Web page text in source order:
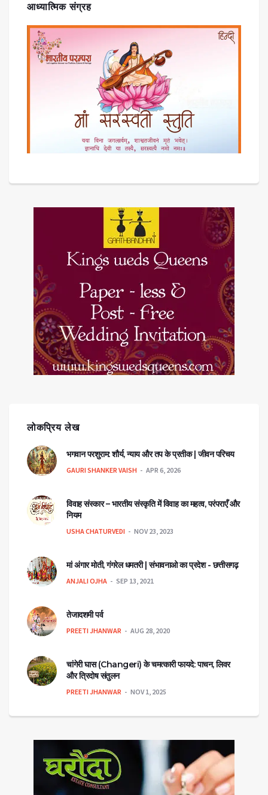
आध्यात्मिक संग्रह
लोकप्रिय लेख
भगवान परशुराम: शौर्य, न्याय और तप के प्रतीक | जीवन परिचय
GAURI SHANKER VAISH APR 6, 2026
विवाह संस्कार – भारतीय संस्कृति में विवाह का महत्व, परंपराएँ और
नियम
USHA CHATURVEDI NOV 23, 2023
मां अंगार मोती, गंगरेल धमतरी | संभावनाओ का प्रदेश - छत्तीसगढ़
ANJALI OJHA SEP 13, 2021
तेजादशमी पर्व
PREETI JHANWAR AUG 28, 2020
चांगेरी घास (Changeri) के चमत्कारी फायदे: पाचन, लिवर
और त्रिदोष संतुलन
PREETI JHANWAR NOV 1, 2025